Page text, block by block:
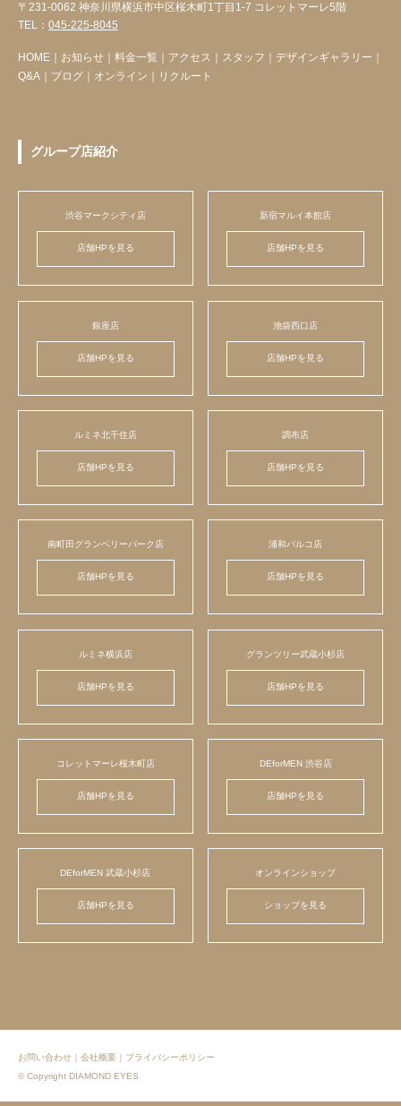
〒231-0062 神奈川県横浜市中区桜木町1丁目1-7 コレットマーレ5階
TEL： 045-225-8045
HOME お知らせ 料金一覧 アクセス スタッフ デザインギャラリー
Q&A
ブログ オンライン リクルート
グループ店紹介
渋谷マークシティ店
店舗HPを見る
新宿マルイ本館店
店舗HPを見る
銀座店
店舗HPを見る
池袋西口店
店舗HPを見る
ルミネ北千住店
店舗HPを見る
調布店
店舗HPを見る
南町田グランベリーパーク店
店舗HPを見る
浦和パルコ店
店舗HPを見る
ルミネ横浜店
店舗HPを見る
グランツリー武蔵小杉店
店舗HPを見る
コレットマーレ桜木町店
店舗HPを見る
DEforMEN 渋谷店
店舗HPを見る
DEforMEN 武蔵小杉店
店舗HPを見る
オンラインショップ
ショップを見る
お問い合わせ 会社概要
プライバシーポリシー
© Copyright DIAMOND EYES